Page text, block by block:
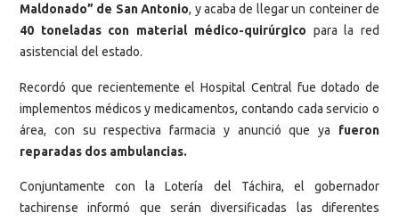
Maldonado” de San Antonio, y acaba de llegar un conteiner de
40 toneladas con material médico-quirúrgico para la red
asistencial del estado.
Recordó que recientemente el Hospital Central fue dotado de
implementos médicos y medicamentos, contando cada servicio o
área, con su respectiva farmacia y anunció que ya fueron
reparadas dos ambulancias.
Conjuntamente con la Lotería del Táchira, el gobernador
tachirense informó que serán diversificadas las diferentes